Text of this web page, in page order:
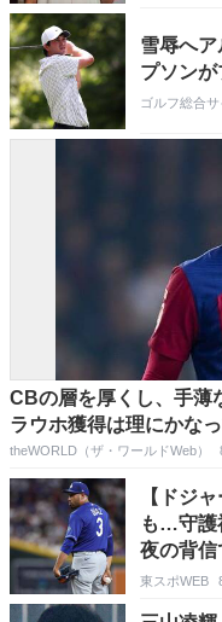
雪辱へ
プソン
ゴルフ総合
CBの層を厚くし、手
ラウホ獲得は理にかな
theWORLD（ザ・ワールドWeb）
【ドジ
も…守護
夜の背信
東スポWEB